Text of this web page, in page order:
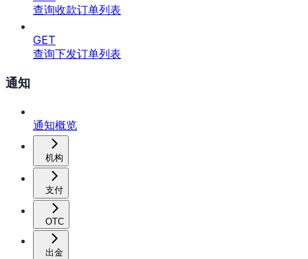
查询收款订单列表
GET
查询下发订单列表
通知
通知概览
机构
支付
OTC
出金